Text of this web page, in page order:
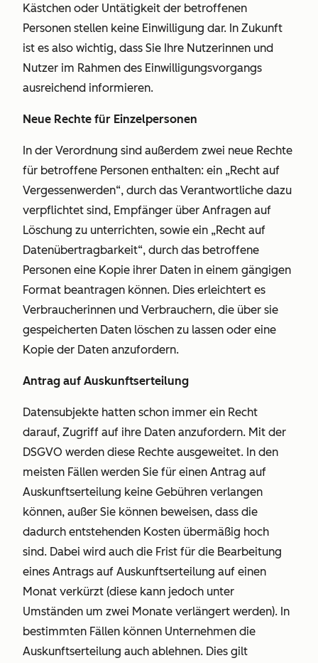
Kästchen oder Untätigkeit der betroffenen
Personen stellen keine Einwilligung dar. In Zukunft
ist es also wichtig, dass Sie Ihre Nutzerinnen und
Nutzer im Rahmen des Einwilligungsvorgangs
ausreichend informieren.
Neue Rechte für Einzelpersonen
In der Verordnung sind außerdem zwei neue Rechte
für betroffene Personen enthalten: ein „Recht auf
Vergessenwerden“, durch das Verantwortliche dazu
verpflichtet sind, Empfänger über Anfragen auf
Löschung zu unterrichten, sowie ein „Recht auf
Datenübertragbarkeit“, durch das betroffene
Personen eine Kopie ihrer Daten in einem gängigen
Format beantragen können. Dies erleichtert es
Verbraucherinnen und Verbrauchern, die über sie
gespeicherten Daten löschen zu lassen oder eine
Kopie der Daten anzufordern.
Antrag auf Auskunftserteilung
Datensubjekte hatten schon immer ein Recht
darauf, Zugriff auf ihre Daten anzufordern. Mit der
DSGVO werden diese Rechte ausgeweitet. In den
meisten Fällen werden Sie für einen Antrag auf
Auskunftserteilung keine Gebühren verlangen
können, außer Sie können beweisen, dass die
dadurch entstehenden Kosten übermäßig hoch
sind. Dabei wird auch die Frist für die Bearbeitung
eines Antrags auf Auskunftserteilung auf einen
Monat verkürzt (diese kann jedoch unter
Umständen um zwei Monate verlängert werden). In
bestimmten Fällen können Unternehmen die
Auskunftserteilung auch ablehnen. Dies gilt